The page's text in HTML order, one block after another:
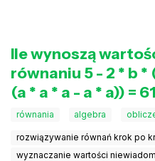
Ile wynoszą
równaniu 5 - 2 * b *
(a * a * a - a * a)) =
równania algebra
rozwiązywanie równań krok po
wyznaczanie wartości